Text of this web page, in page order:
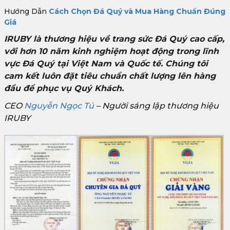
Hướng Dẫn Cách Chọn Đá Quý và Mua Hàng Chuẩn Đúng
Giá
IRUBY là thương hiệu về trang sức Đá Quý cao cấp,
với hơn 10 năm kinh nghiệm hoạt động trong lĩnh
vực Đá Quý tại Việt Nam và Quốc tế. Chúng tôi
cam kết luôn đặt tiêu chuẩn chất lượng lên hàng
đầu để phục vụ Quý Khách.
CEONguyễn Ngọc Tú– Người sáng lập thương hiệu
IRUBY